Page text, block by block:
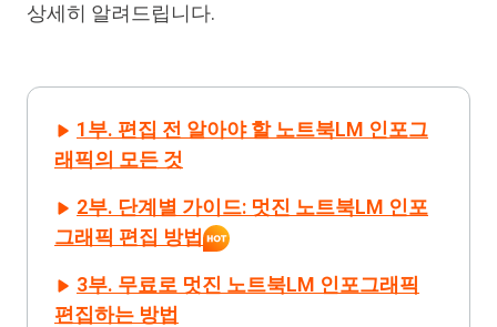
상세히 알려드립니다.
1부. 편집 전 알아야 할 노트북LM 인포그
래픽의 모든 것
2부. 단계별 가이드: 멋진 노트북LM 인포
그래픽 편집 방법
3부. 무료로 멋진 노트북LM 인포그래픽
편집하는 방법